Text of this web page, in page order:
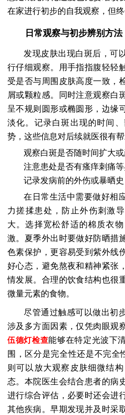
在家进行初步的自我观察，但终
日常观察与初步辨别方法
发现皮肤出现白斑后，可
行仔细观察。用手指指腹轻轻
受是否与周围皮肤高度一致，
屑或颗粒感。同时注意观察白
呈不规则圆形或椭圆形，边缘
淡化。记录白斑出现的时间
势，这些信息对后续就医很有帮
观察白斑是否随时间扩大
注意患处是否有瘙痒刺痛
记录发病前的外伤或暴晒史
在日常生活中需要做好相
力搓揉患处，防止外伤刺激
大。选择宽松舒适的棉质衣
激。夏季外出时要做好防晒措
色素保护，更容易受到紫外线
好心态，避免熬夜和精神紧张
情发展。合理的饮食结构也很
微量元素的食物。
尽管通过触感可以做出初
涉及多方面因素，仅凭肉眼观
伍德灯检查能够在特定光波下
围，区分是完全性还是不完全
则可以放大观察皮肤细微结
态。本院医生会结合患者的病
进行综合评估，必要时还会进
其他疾病。早期发现并及时采